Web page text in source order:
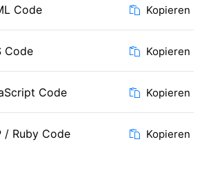
Code Kopieren
Code Kopieren
Code Kopieren
/ Ruby Code Kopieren